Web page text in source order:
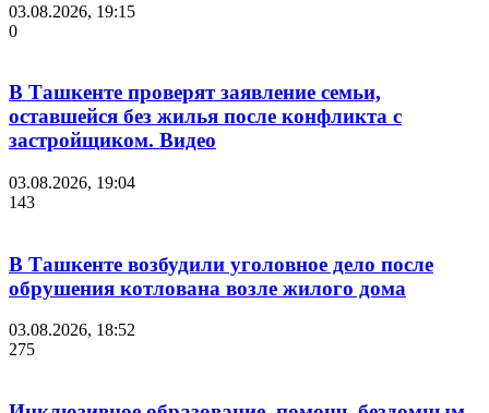
03.08.2026, 19:15
0
В Ташкенте проверят заявление семьи,
оставшейся без жилья после конфликта с
застройщиком. Видео
03.08.2026, 19:04
143
В Ташкенте возбудили уголовное дело после
обрушения котлована возле жилого дома
03.08.2026, 18:52
275